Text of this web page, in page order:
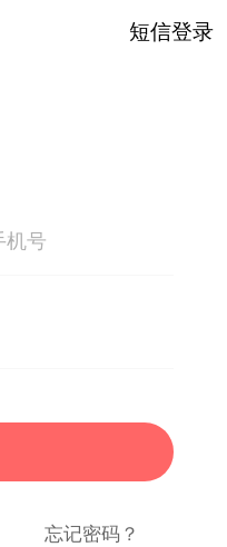
短信登录
忘记密码？